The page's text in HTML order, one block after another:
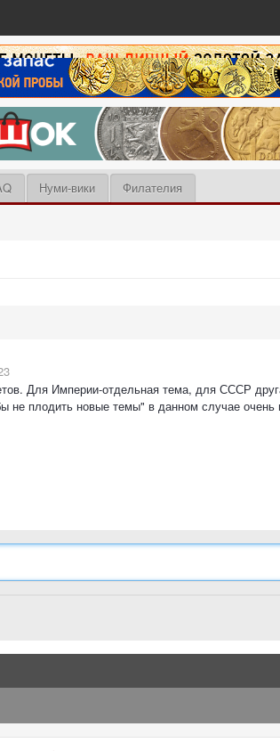
Нуми-вики Филателия
Для Империи-отдельная тема, для СССР
не плодить новые темы" в данном случае очень